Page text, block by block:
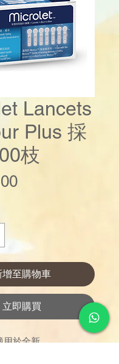
Lancets
Plus 採
枝
價
增至購物車
立即購買
用於全新